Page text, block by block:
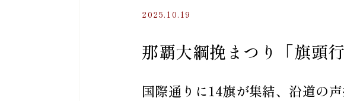
2025.10.19
那覇大綱挽まつり「旗頭
国際通りに14旗が集結、沿道の